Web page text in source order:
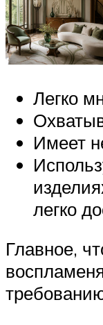
Легко
Имеет
легко
Главное,